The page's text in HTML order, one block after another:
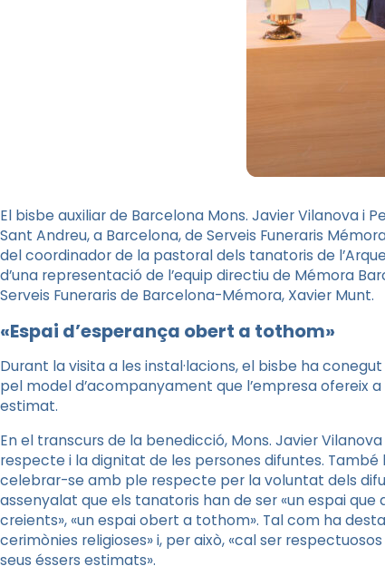
El bisbe auxiliar de Barcelona Mons. Javier Vilanova i
Sant Andreu, a Barcelona, de Serveis Funeraris
del coordinador de la pastoral dels tanatoris de
d’una representació de l’equip directiu de Mémora
Serveis Funeraris de Barcelona-Mémora, Xavier Munt.
«Espai d’esperança obert a tothom»
Durant la visita a les instal·lacions, el bisbe ha
pel model d’acompanyament que l’empresa ofereix
estimat.
En el transcurs de la benedicció, Mons. Javier
respecte i la dignitat de les persones difuntes.
celebrar-se amb ple respecte per la voluntat dels
assenyalat que els tanatoris han de ser «un espai
creients», «un espai obert a tothom». Tal com ha
cerimònies religioses» i, per això, «cal ser
seus éssers estimats».